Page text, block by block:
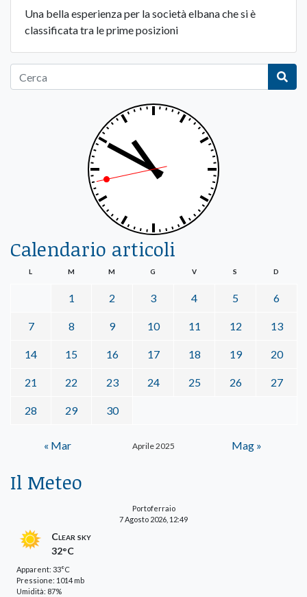
Una bella esperienza per la società elbana che si è
classificata tra le prime posizioni
Calendario articoli
Aprile 2025
L M M G V S D
1 2 3 4 5 6
7 8 9 10 11 12 13
14 15 16 17 18 19 20
21 22 23 24 25 26 27
28 29 30
« Mar Mag »
Il Meteo
Portoferraio
7 Agosto 2026, 12:49
Clear sky
32°C
Apparent: 33°C
Pressione: 1014 mb
Umidità: 87%